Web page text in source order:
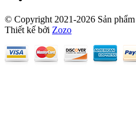
© Copyright 2021-2026 Sản
Thiết kế bởi Zozo